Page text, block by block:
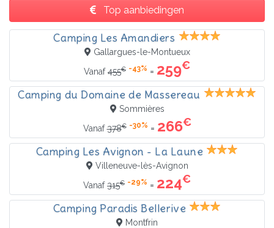
Top aanbiedingen
Camping Les Amandiers
Gallargues-le-Montueux
Vanaf455€ -43% = 259€
Camping du Domaine de Massereau
Sommières
Vanaf378€ -30% = 266€
Camping Les Avignon - La Laune
Villeneuve-lès-Avignon
Vanaf315€ -29% = 224€
Camping Paradis Bellerive
Montfrin